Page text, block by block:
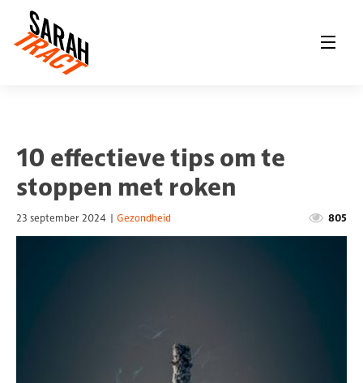
10 effectieve tips om te
stoppen met roken
23 september 2024 | Gezondheid 805